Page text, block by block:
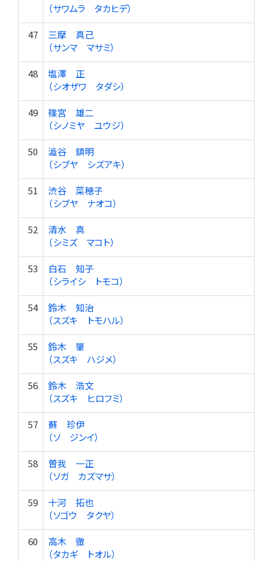
（サワムラ タカヒデ）
47
三摩 真己
（サンマ マサミ）
48
塩澤 正
（シオザワ タダシ）
49
篠宮 雄二
（シノミヤ ユウジ）
50
澁谷 鎮明
（シブヤ シズアキ）
51
渋谷 菜穂子
（シブヤ ナオコ）
52
清水 真
（シミズ マコト）
53
白石 知子
（シライシ トモコ）
54
鈴木 知治
（スズキ トモハル）
55
鈴木 肇
（スズキ ハジメ）
56
鈴木 浩文
（スズキ ヒロフミ）
57
蘇 珍伊
（ソ ジンイ）
58
曽我 一正
（ソガ カズマサ）
59
十河 拓也
（ソゴウ タクヤ）
60
高木 徹
（タカギ トオル）